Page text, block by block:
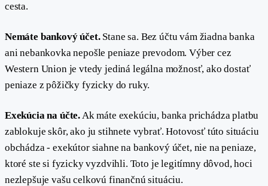
cesta.
Nemáte bankový účet.Stane sa. Bez účtu vám žiadna banka
ani nebankovka nepošle peniaze prevodom. Výber cez
Western Union je vtedy jediná legálna možnosť, ako dostať
peniaze z pôžičky fyzicky do ruky.
Exekúcia na účte. Ak máte exekúciu, banka prichádza platbu
zablokuje skôr, ako ju stihnete vybrať. Hotovosť túto situáciu
obchádza - exekútor siahne na bankový účet, nie na peniaze,
ktoré ste si fyzicky vyzdvihli. Toto je legitímny dôvod, hoci
nezlepšuje vašu celkovú finančnú situáciu.